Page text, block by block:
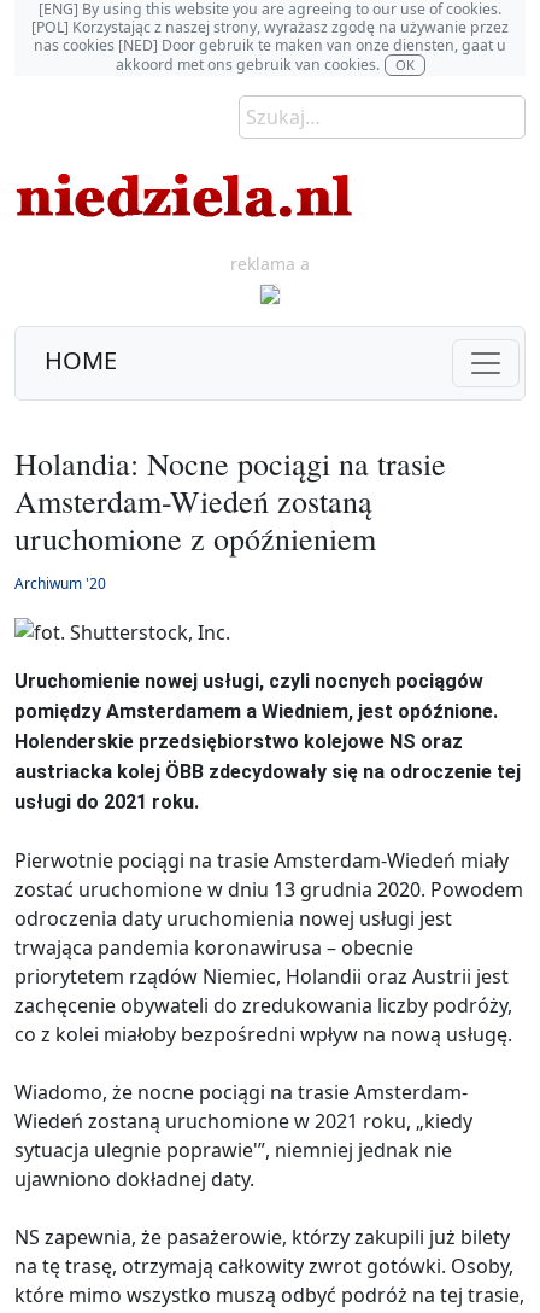
[ENG] By using this website you are agreeing to our use of cookies.
[POL] Korzystając z naszej strony, wyrażasz zgodę na używanie przez
nas cookies [NED] Door gebruik te maken van onze diensten, gaat u
akkoord met ons gebruik van cookies.
OK
reklama a
HOME
Holandia: Nocne pociągi na trasie
Amsterdam-Wiedeń zostaną
uruchomione z opóźnieniem
Archiwum '20
Uruchomienie nowej usługi, czyli nocnych pociągów
pomiędzy Amsterdamem a Wiedniem, jest opóźnione.
Holenderskie przedsiębiorstwo kolejowe NS oraz
austriacka kolej ÖBB zdecydowały się na odroczenie tej
usługi do 2021 roku.
Pierwotnie pociągi na trasie Amsterdam-Wiedeń miały
zostać uruchomione w dniu 13 grudnia 2020. Powodem
odroczenia daty uruchomienia nowej usługi jest
trwająca pandemia koronawirusa – obecnie
priorytetem rządów Niemiec, Holandii oraz Austrii jest
zachęcenie obywateli do zredukowania liczby podróży,
co z kolei miałoby bezpośredni wpływ na nową usługę.
Wiadomo, że nocne pociągi na trasie Amsterdam-
Wiedeń zostaną uruchomione w 2021 roku, „kiedy
sytuacja ulegnie poprawie'”, niemniej jednak nie
ujawniono dokładnej daty.
NS zapewnia, że pasażerowie, którzy zakupili już bilety
na tę trasę, otrzymają całkowity zwrot gotówki. Osoby,
które mimo wszystko muszą odbyć podróż na tej trasie,